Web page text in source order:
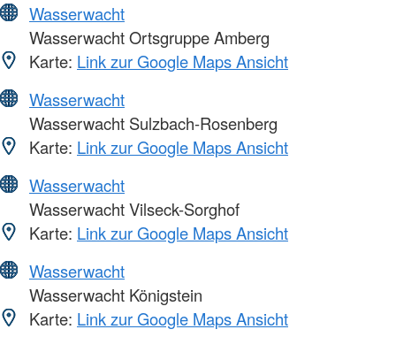
Wasserwacht
Wasserwacht Ortsgruppe Amberg
Karte: Link zur Google Maps Ansicht
Wasserwacht
Wasserwacht Sulzbach-Rosenberg
Karte: Link zur Google Maps Ansicht
Wasserwacht
Wasserwacht Vilseck-Sorghof
Karte: Link zur Google Maps Ansicht
Wasserwacht
Wasserwacht Königstein
Karte: Link zur Google Maps Ansicht